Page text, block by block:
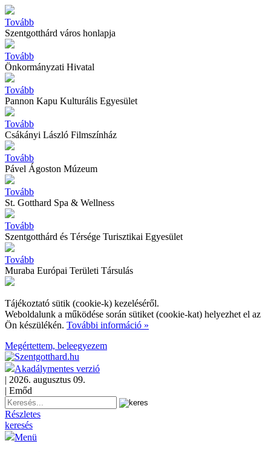
Tovább
Szentgotthárd város honlapja
Tovább
Önkormányzati Hivatal
Tovább
Pannon Kapu Kulturális Egyesület
Tovább
Csákányi László Filmszínház
Tovább
Pável Ágoston Múzeum
Tovább
St. Gotthard Spa & Wellness
Tovább
Szentgotthárd és Térsége Turisztikai Egyesület
Tovább
Muraba Európai Területi Társulás
Tájékoztató sütik (cookie-k) kezeléséről.
Weboldalunk a működése során sütiket (cookie-kat) helyezhet el az
Ön készülékén. További információ »
Megértettem, beleegyezem
Akadálymentes verzió
| 2026. augusztus 09.
| Emőd
Részletes
keresés
Menü